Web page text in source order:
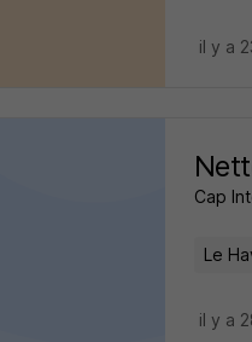
il y a
Cap
Le
il y a